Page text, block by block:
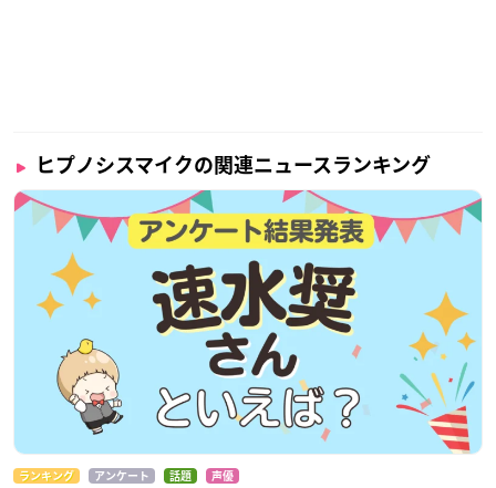
ヒプノシスマイクの関連ニュースランキング
ランキング アンケート 話題 声優